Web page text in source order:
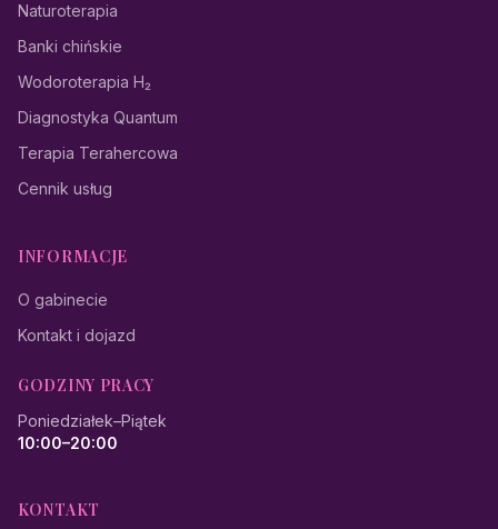
Naturoterapia
Banki chińskie
Wodoroterapia H₂
Diagnostyka Quantum
Terapia Terahercowa
Cennik usług
INFORMACJE
O gabinecie
Kontakt i dojazd
GODZINY PRACY
Poniedziałek–Piątek
10:00–20:00
KONTAKT